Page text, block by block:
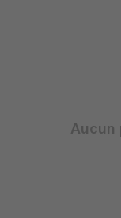
Aucun